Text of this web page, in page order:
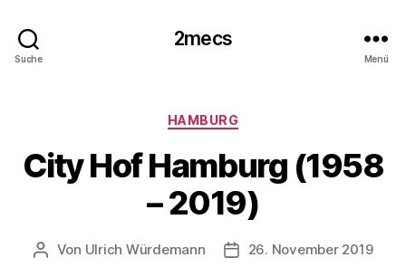
Suche
2mecs
Menü
Kategorien
HAMBURG
City Hof Hamburg (1958
– 2019)
Beitragsautor
Von Ulrich Würdemann Beitragsdatum
26. November 2019